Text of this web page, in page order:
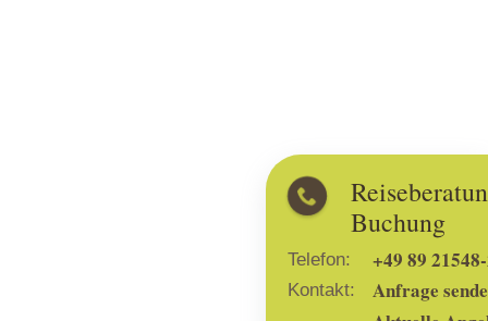
Reiseberatung und
Buchung
+49 89 21548-2999
Anfrage senden